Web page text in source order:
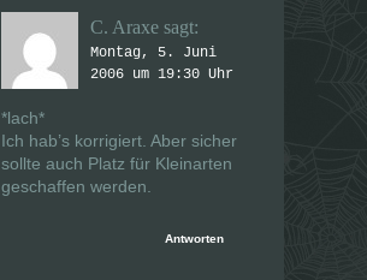
C. Araxe sagt:
Montag, 5. Juni
2006 um 19:30 Uhr
*lach*
Ich hab’s korrigiert. Aber sicher
sollte auch Platz für Kleinarten
geschaffen werden.
Antworten